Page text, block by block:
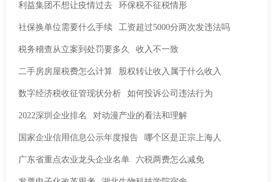
利益集团不想让疫情过去 环保税不征税情形
社保换单位需要什么手续 工资超过5000分两次发违法吗
税务稽查从立案到处罚要多久 收入不一致
二手房房屋税费怎么计算 股权转让收入属于什么收入
数字经济税收征管现状分析 如何投诉公司违法行为
2022深圳企业排名 对动漫产业的看法和理解
国家企业信用信息公示年度报告 哪个区是正宗上海人
广东省重点农业龙头企业名单 六税两费怎么减免